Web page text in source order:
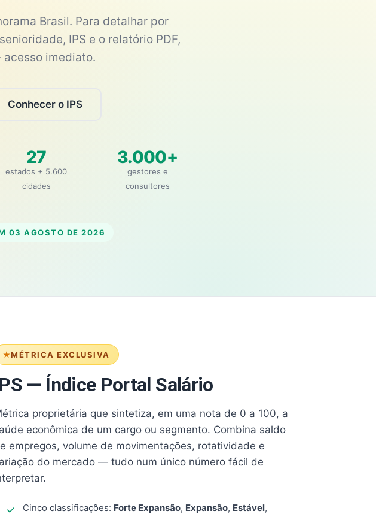
Brasil. Para detalhar por
IPS e o relatório PDF,
imediato.
Conhecer o IPS
27
estados + 5.600
cidades
3.000+
gestores e
consultores
03 AGOSTO DE 2026
MÉTRICA EXCLUSIVA
— Índice Portal Salário
proprietária que sintetiza, em uma nota de 0 a 100, a
econômica de um cargo ou segmento. Combina saldo
empregos, volume de movimentações, rotatividade e
do mercado — tudo num único número fácil de
Cinco classificações: Forte Expansão, Expansão, Estável,